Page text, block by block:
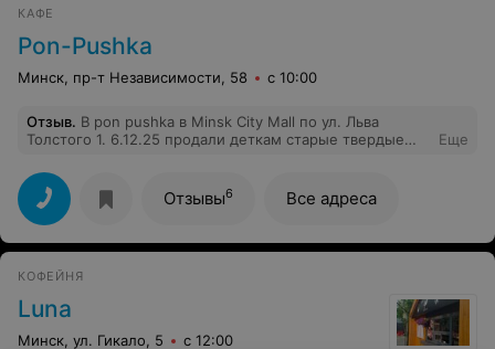
КАФЕ
Pon-Pushka
Минск, пр-т Независимости, 58 с 10:00
Отзыв. В pon pushka в Minsk City Mall по ул. Льва
Толстого 1. 6.12.25 продали деткам старые твердые
была.Можно было гвозди ими забивать.Никакой
совести у девушек,которые ими торгуют там нет.На
следующий день детей рвало по-черному.Но этим
главное -продать.
Еще
Отзывы6 Все адреса
КОФЕЙНЯ
Luna
Минск, ул. Гикало, 5 с 12:00